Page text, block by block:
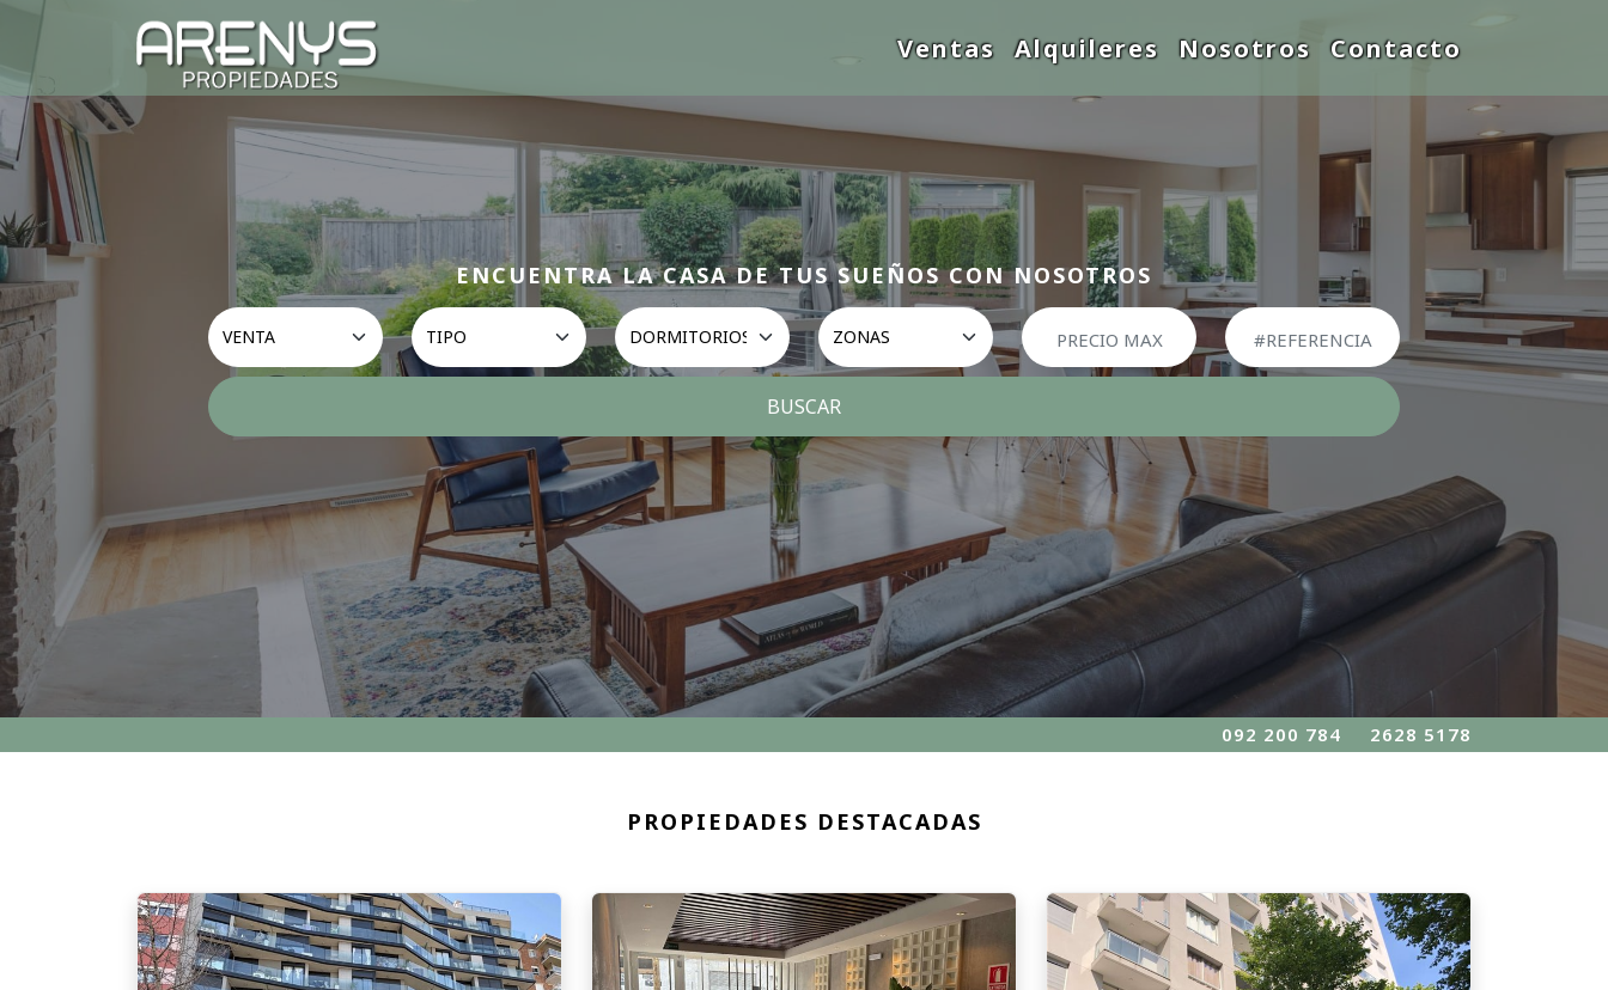
Ventas Alquileres Nosotros Contacto
ENCUENTRA LA CASA DE TUS SUEÑOS CON NOSOTROS
092 200 784 2628 5178
PROPIEDADES DESTACADAS